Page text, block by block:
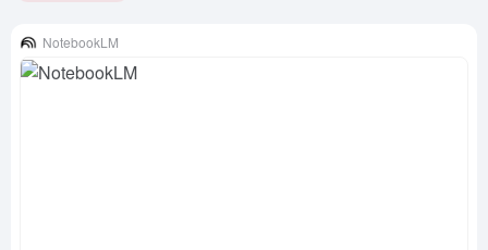
NotebookLM